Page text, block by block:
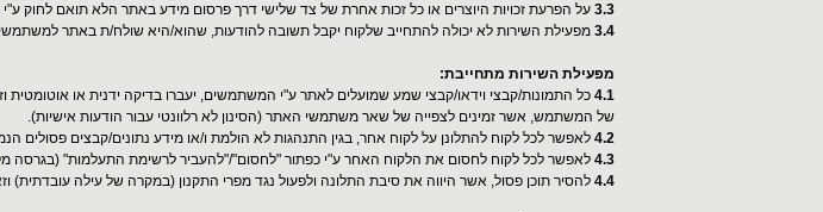
3.3 על הפרעת זכויות היוצרים או כל זכות אחרת של צד שלישי דרך פרסום מידע באתר הלא תואם לחוק
3.4 מפעילת השירות לא יכולה להתחייב שלקוח יקבל תשובה להודעות, שהוא/היא שולח/ת באתר
מפעילת השירות מתחייבת:
4.1 כל התמונות/קבצי וידאו/קבצי שמע שמועלים לאתר ע"י המשתמשים, יעברו בדיקה ידנית או אוטומטית
של המשתמש, אשר זמינים לצפייה של שאר משתמשי האתר (הסינון לא רלוונטי עבור הודעות אישיות).
4.2 לאפשר לכל לקוח להתלונן על לקוח אחר, בגין התנהגות לא הולמת ו/או מידע נתונים/קבצים פסולים
4.3 לאפשר לכל לקוח לחסום את הלקוח האחר ע"י כפתור "לחסום"/"להעביר לרשימת התעלמות" (בגרסה
4.4 להסיר תוכן פסול, אשר היווה את סיבת התלונה ולפעול נגד מפרי התקנון (במקרה של עילה